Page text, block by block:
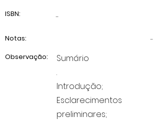
ISBN:
-
-
Notas:
Observação:
Sumário
.
Introdução;
Esclarecimentos
preliminares;